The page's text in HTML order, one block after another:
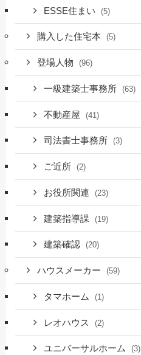
ESSE住まい (5)
購入した住宅本 (5)
登場人物 (96)
一級建築士事務所 (63)
不動産屋 (41)
司法書士事務所 (3)
ご近所 (2)
お役所関連 (23)
建築指導課 (19)
建築確認 (20)
ハウスメーカー (59)
タマホーム (1)
レオハウス (2)
ユニバーサルホーム (3)